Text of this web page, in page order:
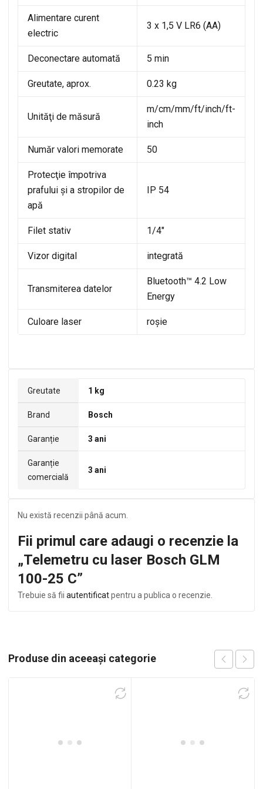
Alimentare curent
electric
3 x 1,5 V LR6 (AA)
Deconectare automată 5 min
Greutate, aprox. 0.23 kg
Unităţi de măsură
m/cm/mm/ft/inch/ft-
inch
Număr valori memorate 50
Protecţie împotriva
prafului şi a stropilor de
apă
IP 54
Filet stativ 1/4″
Vizor digital integrată
Transmiterea datelor
Bluetooth™ 4.2 Low
Energy
Culoare laser roşie
Greutate 1 kg
Brand Bosch
Garanție 3 ani
Garanție
comercială
3 ani
Nu există recenzii până acum.
Fii primul care adaugi o recenzie la
„Telemetru cu laser Bosch GLM
100-25 C”
Trebuie să fii autentificatpentru a publica o recenzie.
Produse din aceeași categorie